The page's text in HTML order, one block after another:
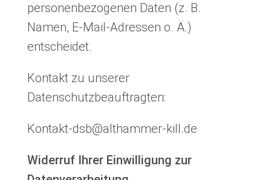
personenbezogenen Daten (z. B.
Namen, E-Mail-Adressen o. Ä.)
entscheidet.
Kontakt zu unserer
Datenschutzbeauftragten:
Kontakt-dsb@althammer-kill.de
Widerruf Ihrer Einwilligung zur